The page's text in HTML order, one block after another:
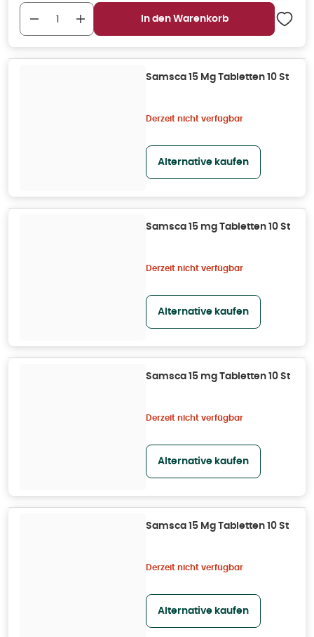
In den Warenkorb
Samsca 15 Mg Tabletten 10 St
Derzeit nicht verfügbar
Alternative kaufen
Samsca 15 mg Tabletten 10 St
Derzeit nicht verfügbar
Alternative kaufen
Samsca 15 mg Tabletten 10 St
Derzeit nicht verfügbar
Alternative kaufen
Samsca 15 Mg Tabletten 10 St
Derzeit nicht verfügbar
Alternative kaufen